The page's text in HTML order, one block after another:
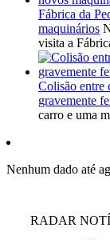
Fábrica da
maquinários
visita a
Colisão entre
gravemente
carro e uma
Nenhum dado até
RADAR